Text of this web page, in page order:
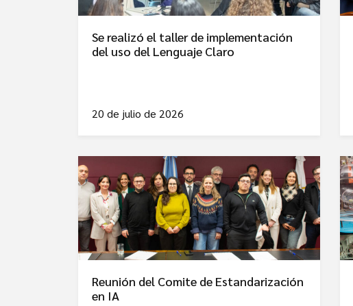
Se realizó el taller de implementación
del uso del Lenguaje Claro
20 de julio de 2026
Reunión del Comite de Estandarización
en IA